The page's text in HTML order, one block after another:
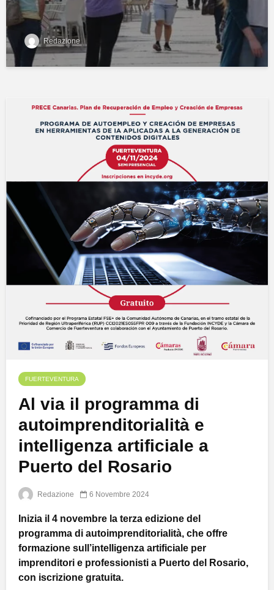
Redazione
FUERTEVENTURA
Al via il programma di
autoimprenditorialità e
intelligenza artificiale a
Puerto del Rosario
Redazione 6 Novembre 2024
Inizia il 4 novembre la terza edizione del
programma di autoimprenditorialità, che offre
formazione sull’intelligenza artificiale per
imprenditori e professionisti a Puerto del Rosario,
con iscrizione gratuita.